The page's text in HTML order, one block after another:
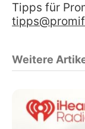
Tipps für
Weitere